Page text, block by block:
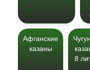
Афганские
казаны
8